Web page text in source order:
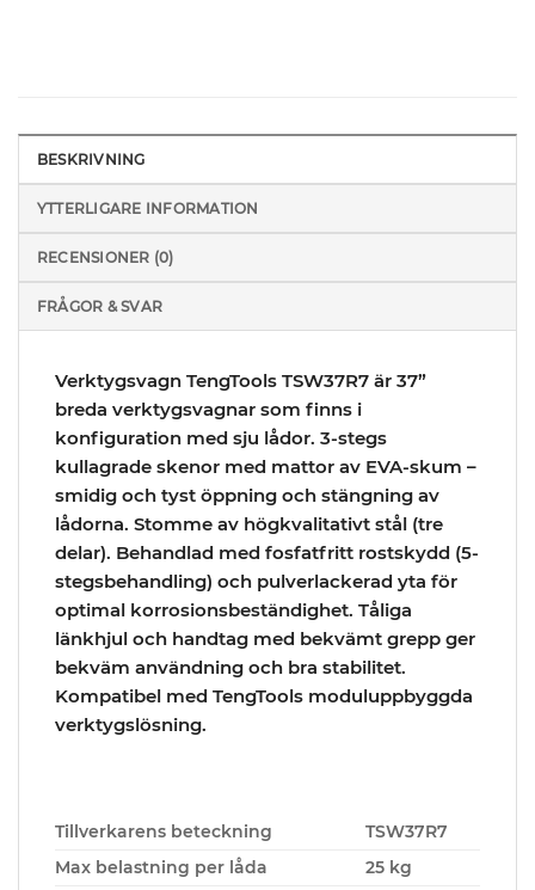
BESKRIVNING
YTTERLIGARE INFORMATION
RECENSIONER (0)
FRÅGOR & SVAR
Verktygsvagn TengTools TSW37R7 är 37”
breda verktygsvagnar som finns i
konfiguration med sju lådor. 3-stegs
kullagrade skenor med mattor av EVA-skum –
smidig och tyst öppning och stängning av
lådorna. Stomme av högkvalitativt stål (tre
delar). Behandlad med fosfatfritt rostskydd (5-
stegsbehandling) och pulverlackerad yta för
optimal korrosionsbeständighet. Tåliga
länkhjul och handtag med bekvämt grepp ger
bekväm användning och bra stabilitet.
Kompatibel med TengTools moduluppbyggda
verktygslösning.
Tillverkarens beteckning
TSW37R7
Max belastning per låda
25 kg